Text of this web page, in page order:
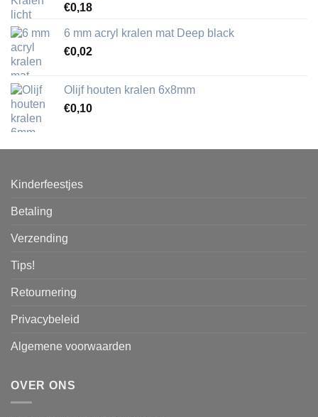
€0,18
6 mm acryl kralen mat Deep black
€0,02
Olijf houten kralen 6x8mm
€0,10
Kinderfeestjes
Betaling
Verzending
Tips!
Retournering
Privacybeleid
Algemene voorwaarden
OVER ONS